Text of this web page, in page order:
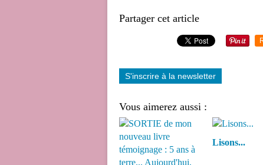
Partager cet article
S'inscrire à la newsletter
Vous aimerez aussi :
Lisons...